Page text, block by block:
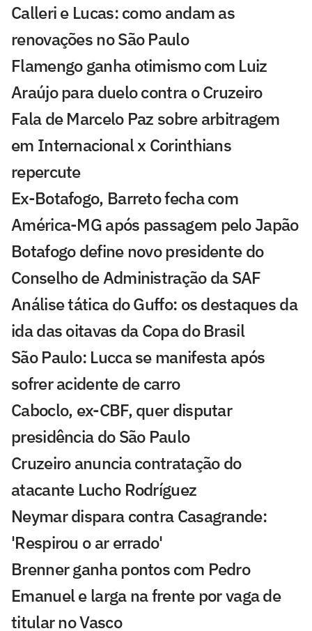
Calleri e Lucas: como andam as
renovações no São Paulo
Flamengo ganha otimismo com Luiz
Araújo para duelo contra o Cruzeiro
Fala de Marcelo Paz sobre arbitragem
em Internacional x Corinthians
repercute
Ex-Botafogo, Barreto fecha com
América-MG após passagem pelo Japão
Botafogo define novo presidente do
Conselho de Administração da SAF
Análise tática do Guffo: os destaques da
ida das oitavas da Copa do Brasil
São Paulo: Lucca se manifesta após
sofrer acidente de carro
Caboclo, ex-CBF, quer disputar
presidência do São Paulo
Cruzeiro anuncia contratação do
atacante Lucho Rodríguez
Neymar dispara contra Casagrande:
'Respirou o ar errado'
Brenner ganha pontos com Pedro
Emanuel e larga na frente por vaga de
titular no Vasco